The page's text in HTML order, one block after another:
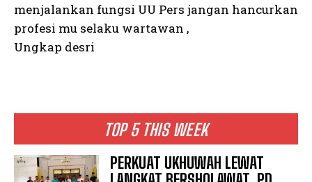
TOP 5 THIS WEEK
PERKUAT UKHUWAH LEWAT
menjalankan fungsi UU Pers jangan hancurkan
profesi mu selaku wartawan ,
Ungkap desri